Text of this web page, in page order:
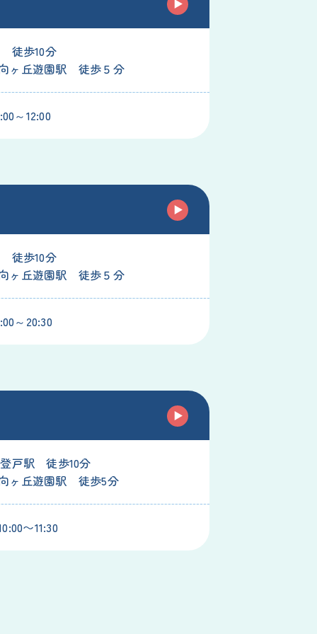
徒歩10分
ヶ丘遊園駅 徒歩５分
～12:00
徒歩10分
ヶ丘遊園駅 徒歩５分
～20:30
戸駅 徒歩10分
ヶ丘遊園駅 徒歩5分
〜11:30